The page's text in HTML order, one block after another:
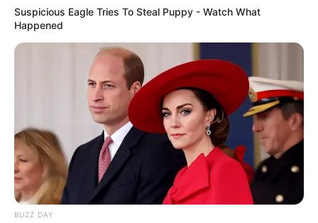
Suspicious Eagle Tries To Steal Puppy - Watch What
Happened
BUZZ DAY